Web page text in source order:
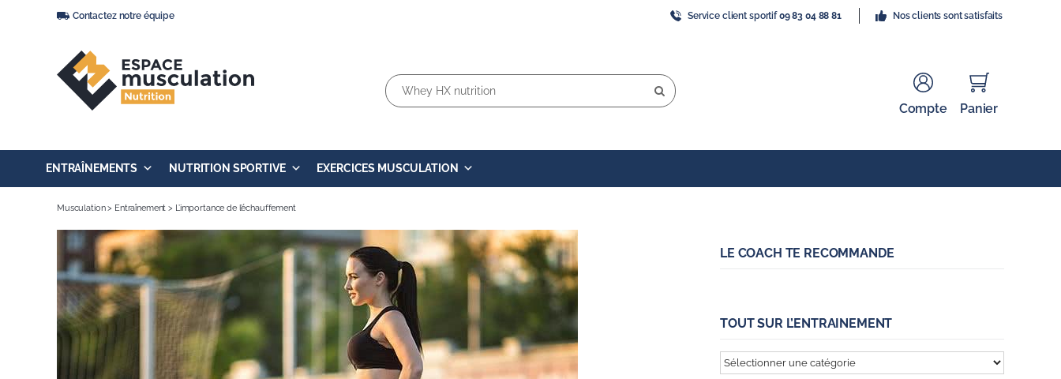
Contactez notre équipe Service client sportif09 83 04 88 81 Nos clients sont satisfaits
Rechercher:
Compte Panier
ENTRAÎNEMENTS NUTRITION SPORTIVE EXERCICES MUSCULATION
Musculation> Entraînement > L’importance de l’échauffement
LE COACH TE RECOMMANDE
TOUT SUR L’ENTRAINEMENT
Tout
sur